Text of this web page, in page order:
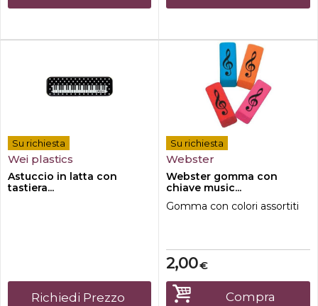
Su richiesta
Wei plastics
Astuccio in latta con
tastiera...
Richiedi Prezzo
Su richiesta
Webster
Webster gomma con
chiave music...
Gomma con colori assortiti
€
2,00
Compra